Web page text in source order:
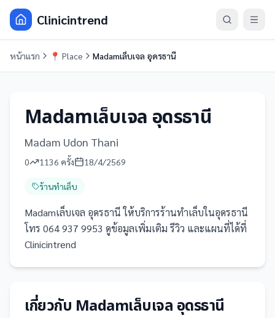
Clinicintrend
หน้าแรก 📍 Place Madamเล็บเจล อุดรธานี
Madamเล็บเจล อุดรธานี
Madam Udon Thani
0 1136 ครั้ง 18/4/2569
ร้านทำเล็บ
Madamเล็บเจล อุดรธานี ให้บริการร้านทำเล็บในอุดรธานี
โทร 064 937 9953 ดูข้อมูลเพิ่มเติม รีวิว และแผนที่ได้ที่
Clinicintrend
เกี่ยวกับ Madamเล็บเจล อุดรธานี